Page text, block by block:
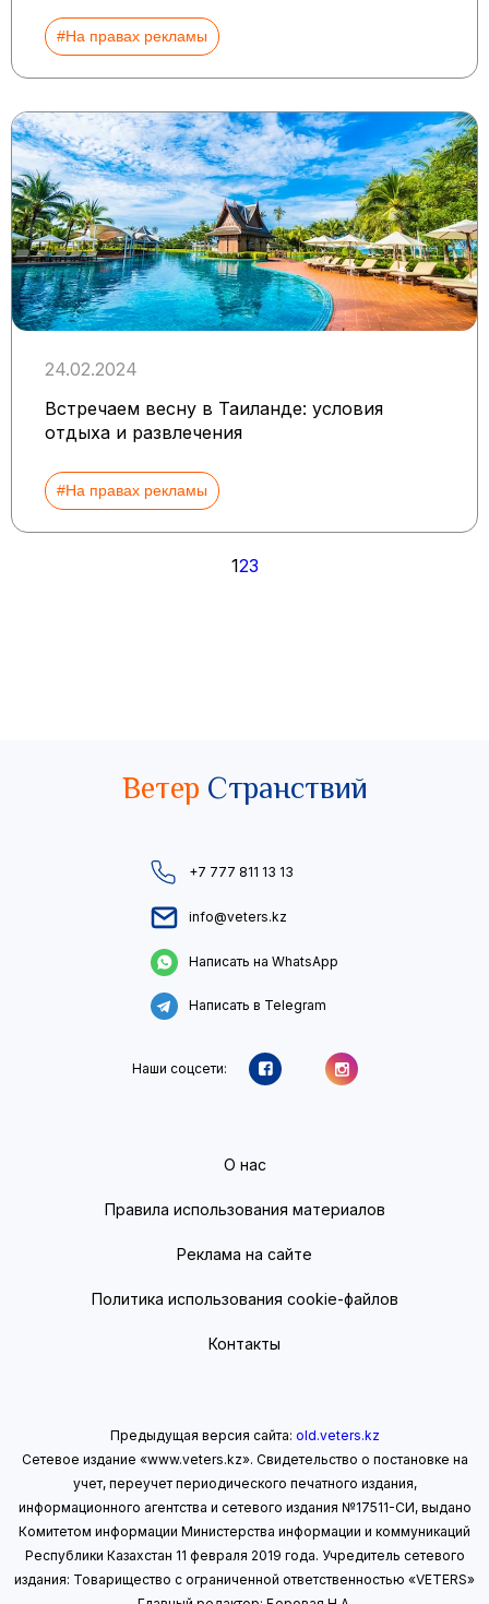
#На правах рекламы
24.02.2024
Встречаем весну в Таиланде: условия
отдыха и развлечения
#На правах рекламы
123
Ветер Странствий
+7 777 811 13 13
info@veters.kz
Написать на WhatsApp
Написать в Telegram
Наши соцсети:
О нас
Правила использования материалов
Реклама на сайте
Политика использования cookie-файлов
Контакты
Предыдущая версия сайта: old.veters.kz
Сетевое издание «www.veters.kz». Свидетельство о постановке на
учет, переучет периодического печатного издания,
информационного агентства и сетевого издания №17511-СИ, выдано
Комитетом информации Министерства информации и коммуникаций
Республики Казахстан 11 февраля 2019 года. Учредитель сетевого
издания: Товарищество с ограниченной ответственностью «VETERS»